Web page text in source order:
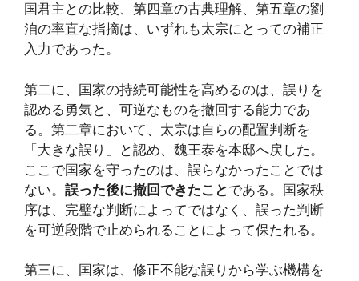
国君主との比較、第四章の古典理解、第五章の劉
洎の率直な指摘は、いずれも太宗にとっての補正
入力であった。
第二に、国家の持続可能性を高めるのは、誤りを
認める勇気と、可逆なものを撤回する能力であ
る。第二章において、太宗は自らの配置判断を
「大きな誤り」と認め、魏王泰を本邸へ戻した。
ここで国家を守ったのは、誤らなかったことでは
ない。 誤った後に撤回できたこと である。国家秩
序は、完璧な判断によってではなく、誤った判断
を可逆段階で止められることによって保たれる。
第三に、国家は、修正不能な誤りから学ぶ機構を